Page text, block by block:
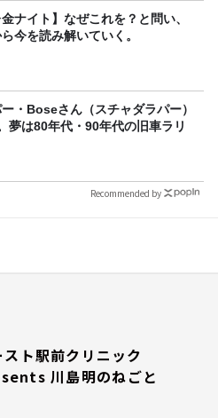
金ナイト】なぜこれを？と問い、
今を読み解いていく。
・Boseさん（スチャダラパー）
夢は80年代・90年代の旧車ラリ
Recommended by
スト駅前クリニック
川島明のねごと